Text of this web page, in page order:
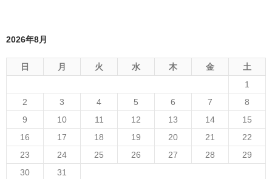
2026年8月
日 月 火 水 木 金
土
1
2
3 4 5 6 7
8
9
10 11 12 13 14
15
16
17 18 19 20 21
22
23
24 25 26 27 28
29
30
31